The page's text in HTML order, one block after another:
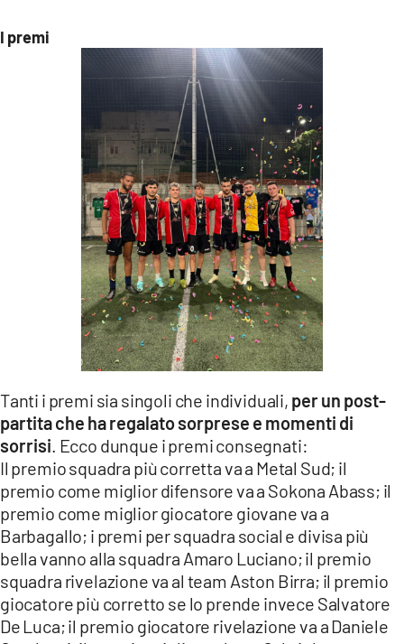
I premi
Tanti i premi sia singoli che individuali, per un post-
partita che ha regalato sorprese e momenti di
sorrisi. Ecco dunque i premi consegnati:
Il premio squadra più corretta va a Metal Sud; il
premio come miglior difensore va a Sokona Abass; il
premio come miglior giocatore giovane va a
Barbagallo; i premi per squadra social e divisa più
bella vanno alla squadra Amaro Luciano; il premio
squadra rivelazione va al team Aston Birra; il premio
giocatore più corretto se lo prende invece Salvatore
De Luca; il premio giocatore rivelazione va a Daniele